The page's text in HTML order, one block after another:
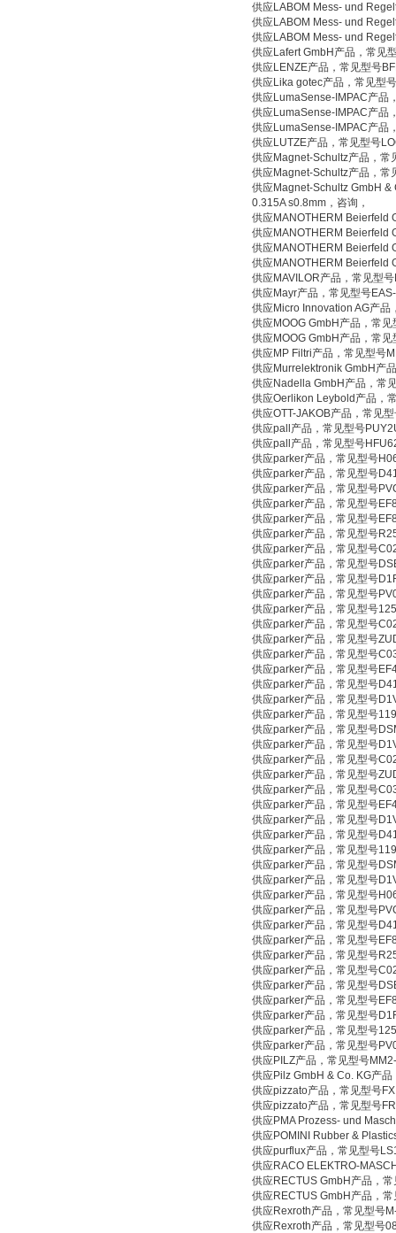
供应LABOM Mess- und
供应LABOM Mess- und
供应LABOM Mess- und
供应Lafert GmbH产品，常见
供应LENZE产品，常见型号
供应Lika gotec产品，常见型
供应LumaSense-IMPAC产品
供应LumaSense-IMPAC产品
供应LumaSense-IMPAC产品
供应LUTZE产品，常见型号
供应Magnet-Schultz产品，常
供应Magnet-Schultz产品，常
供应Magnet-Schultz GmbH
0.315A s0.8mm，咨询，
供应MANOTHERM Beierfeld
供应MANOTHERM Beierfeld
供应MANOTHERM Beierfeld
供应MANOTHERM Beierfeld
供应MAVILOR产品，常见型
供应Mayr产品，常见型号
供应Micro Innovation AG产
供应MOOG GmbH产品，常
供应MOOG GmbH产品，常
供应MP Filtri产品，常见型号
供应Murrelektronik GmbH产
供应Nadella GmbH产品，常
供应Oerlikon Leybold产品，
供应OTT-JAKOB产品，常见
供应pall产品，常见型号
供应pall产品，常见型号
供应parker产品，常见型号
供应parker产品，常见型号
供应parker产品，常见型号
供应parker产品，常见型号
供应parker产品，常见型号
供应parker产品，常见型号
供应parker产品，常见型号
供应parker产品，常见型号
供应parker产品，常见型号
供应parker产品，常见型号
供应parker产品，常见型号
供应parker产品，常见型号
供应parker产品，常见型号
供应parker产品，常见型号
供应parker产品，常见型号
供应parker产品，常见型号
供应parker产品，常见型号
供应parker产品，常见型号
供应parker产品，常见型号
供应parker产品，常见型号
供应parker产品，常见型号
供应parker产品，常见型号
供应parker产品，常见型号
供应parker产品，常见型号
供应parker产品，常见型号
供应parker产品，常见型号
供应parker产品，常见型号
供应parker产品，常见型号
供应parker产品，常见型号
供应parker产品，常见型号
供应parker产品，常见型号
供应parker产品，常见型号
供应parker产品，常见型号
供应parker产品，常见型号
供应parker产品，常见型号
供应parker产品，常见型号
供应parker产品，常见型号
供应parker产品，常见型号
供应parker产品，常见型号
供应parker产品，常见型号
供应PILZ产品，常见型号
供应Pilz GmbH & Co. KG产
供应pizzato产品，常见型号
供应pizzato产品，常见型号
供应PMA Prozess- und
供应POMINI Rubber &
供应purflux产品，常见型号
供应RACO ELEKTRO-
供应RECTUS GmbH产品，
供应RECTUS GmbH产品，
供应Rexroth产品，常见型号
供应Rexroth产品，常见型号